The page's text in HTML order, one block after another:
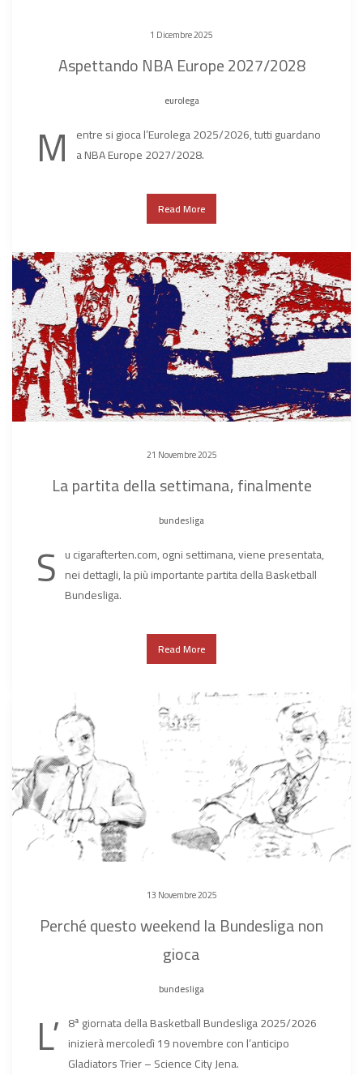
1 Dicembre 2025
Aspettando NBA Europe 2027/2028
eurolega
M entre si gioca l’Eurolega 2025/2026, tutti guardano
a NBA Europe 2027/2028.
Read More
21 Novembre 2025
La partita della settimana, finalmente
bundesliga
S u cigarafterten.com, ogni settimana, viene presentata,
nei dettagli, la più importante partita della Basketball
Bundesliga.
Read More
13 Novembre 2025
Perché questo weekend la Bundesliga non
gioca
bundesliga
L’ 8ª giornata della Basketball Bundesliga 2025/2026
inizierà mercoledì 19 novembre con l’anticipo
Gladiators Trier – Science City Jena.